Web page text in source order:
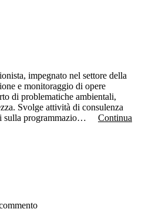
impegnato nel settore della
e monitoraggio di opere
di problematiche ambientali,
Svolge attività di consulenza
sulla programmazio…
Continua